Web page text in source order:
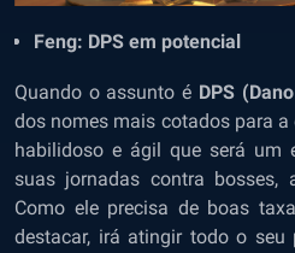
Feng: DPS em potencial
Quando o assunto é DPS
dos nomes mais cotados para
habilidoso e ágil que será um
suas jornadas contra bosses,
Como ele precisa de boas
destacar, irá atingir todo o seu